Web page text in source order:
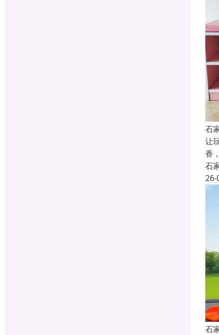
石
让
香
石
26-
石